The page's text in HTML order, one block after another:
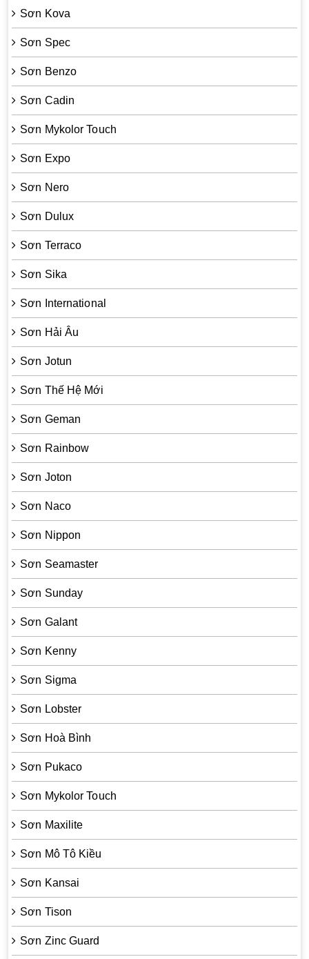
Sơn Kova
Sơn Spec
Sơn Benzo
Sơn Cadin
Sơn Mykolor Touch
Sơn Expo
Sơn Nero
Sơn Dulux
Sơn Terraco
Sơn Sika
Sơn International
Sơn Hải Âu
Sơn Jotun
Sơn Thế Hệ Mới
Sơn Geman
Sơn Rainbow
Sơn Joton
Sơn Naco
Sơn Nippon
Sơn Seamaster
Sơn Sunday
Sơn Galant
Sơn Kenny
Sơn Sigma
Sơn Lobster
Sơn Hoà Bình
Sơn Pukaco
Sơn Mykolor Touch
Sơn Maxilite
Sơn Mô Tô Kiều
Sơn Kansai
Sơn Tison
Sơn Zinc Guard